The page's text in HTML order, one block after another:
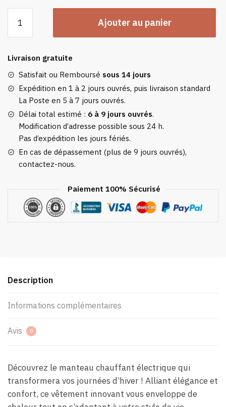
Manteau
Électrique
À
Capuche
Pour
Femmes
Ajouter au panier
Livraison gratuite
Satisfait ou Remboursé sous 14 jours
Expédition en 1 à 2 jours ouvrés, puis livraison standard
La Poste en 5 à 7 jours ouvrés.
Délai total estimé : 6 à 9 jours ouvrés.
Modification d’adresse possible sous 24 h.
Pas d’expédition les jours fériés.
En cas de dépassement (plus de 9 jours ouvrés),
contactez-nous.
Paiement 100% Sécurisé
Description
Informations complémentaires
Avis 0
Découvrez le manteau chauffant électrique qui
transformera vos journées d’hiver ! Alliant élégance et
confort, ce vêtement innovant vous enveloppe de